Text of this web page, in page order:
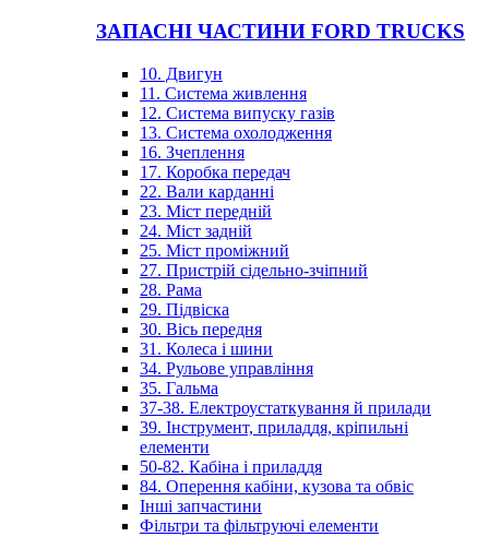
ЗАПАСНІ ЧАСТИНИ FORD TRUCKS
10. Двигун
11. Система живлення
12. Система випуску газів
13. Система охолодження
16. Зчеплення
17. Коробка передач
22. Вали карданні
23. Міст передній
24. Міст задній
25. Міст проміжний
27. Пристрій сідельно-зчіпний
28. Рама
29. Підвіска
30. Вісь передня
31. Колеса і шини
34. Рульове управління
35. Гальма
37-38. Електроустаткування й прилади
39. Інструмент, приладдя, кріпильні
елементи
50-82. Кабіна і приладдя
84. Оперення кабіни, кузова та обвіс
Інші запчастини
Фільтри та фільтруючі елементи